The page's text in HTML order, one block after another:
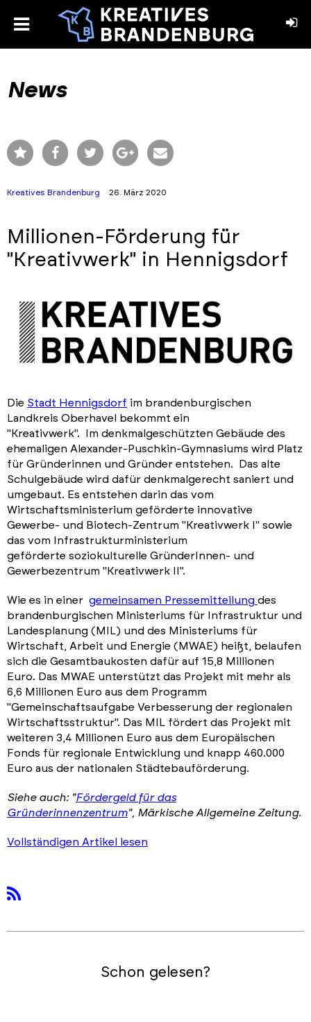
toggle
News
Kreatives Brandenburg 26. März 2020
Millionen-Förderung für
"Kreativwerk" in Hennigsdorf
Die Stadt Hennigsdorf im brandenburgischen
Landkreis Oberhavel bekommt ein
"Kreativwerk". Im denkmalgeschützten Gebäude des
ehemaligen Alexander-Puschkin-Gymnasiums wird Platz
für Gründerinnen und Gründer entstehen. Das alte
Schulgebäude wird dafür denkmalgerecht saniert und
umgebaut. Es entstehen darin das vom
Wirtschaftsministerium geförderte innovative
Gewerbe- und Biotech-Zentrum "Kreativwerk I" sowie
das vom Infrastrukturministerium
geförderte soziokulturelle GründerInnen- und
Gewerbezentrum "Krea­tivwerk II".
Wie es in einer gemeinsamen Pressemitteilung des
brandenburgischen Ministeriums für Infrastruktur und
Landesplanung (MIL) und des Ministeriums für
Wirtschaft, Arbeit und Energie (MWAE) heißt, belaufen
sich die Gesamtbaukosten dafür auf 15,8 Millionen
Euro. Das MWAE unterstützt das Projekt mit mehr als
6,6 Millionen Euro aus dem Programm
"Gemeinschaftsaufgabe Verbesserung der regionalen
Wirtschaftsstruktur". Das MIL fördert das Projekt mit
weiteren 3,4 Millionen Euro aus dem Europäischen
Fonds für regionale Entwicklung und knapp 460.000
Euro aus der nationalen Städtebauförderung.
Siehe auch: "Fördergeld für das
Gründerinnenzentrum", Märkische Allgemeine Zeitung.
Vollständigen Artikel lesen
Schon gelesen?